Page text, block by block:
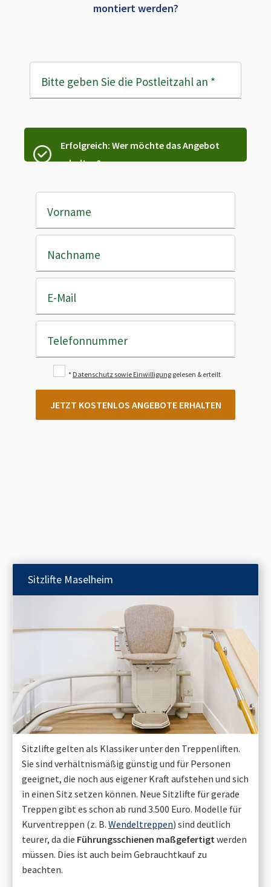
montiert werden?
Bitte geben Sie die Postleitzahl an *
Erfolgreich: Wer möchte das Angebot
erhalten?
Vorname
Nachname
E-Mail
Telefonnummer
* Datenschutz sowie Einwilligung gelesen & erteilt
JETZT KOSTENLOS ANGEBOTE ERHALTEN
Sitzlifte Maselheim
Sitzlifte gelten als Klassiker unter den Treppenliften.
Sie sind verhältnismäßig günstig und für Personen
geeignet, die noch aus eigener Kraft aufstehen und sich
in einen Sitz setzen können. Neue Sitzlifte für gerade
Treppen gibt es schon ab rund 3.500 Euro. Modelle für
Kurventreppen (z. B. Wendeltreppen) sind deutlich
teurer, da die Führungsschienen maßgefertigt werden
müssen. Dies ist auch beim Gebrauchtkauf zu
beachten.